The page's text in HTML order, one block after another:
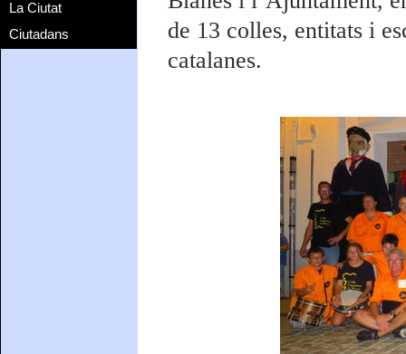
La Ciutat
Ciutadans
de 13 colles, entitats i
catalanes.